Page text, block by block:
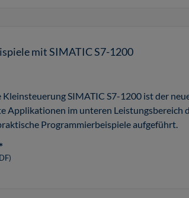
mit SIMATIC S7-1200
Kleinsteuerung SIMATIC S7-1200 ist der
Applikationen im unteren Leistungsbereich
Programmierbeispiele aufgeführt.